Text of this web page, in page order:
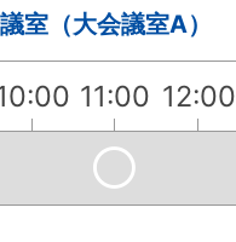
室（大会議室A）
11:00 12:00